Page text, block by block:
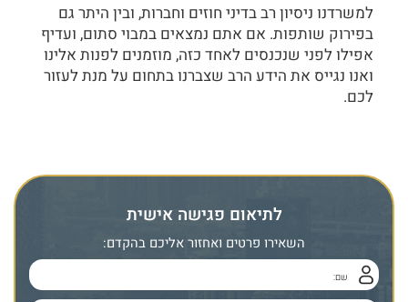
למשרדנו ניסיון רב בדיני חוזים וחברות, ובין היתר גם
בפירוק שותפות. אם אתם נמצאים במבוי סתום, ועדיף
אפילו לפני שנכנסים לאחד כזה, מוזמנים לפנות אלינו
ואנו נגייס את הידע הרב שצברנו בתחום על מנת לעזור
לכם.
לתיאום פגישה אישית
השאירו פרטים ואחזור אליכם בהקדם: